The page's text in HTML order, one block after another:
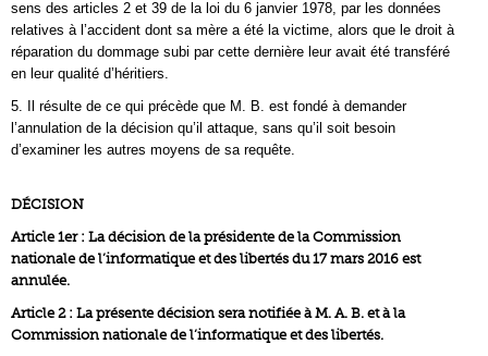
sens des articles 2 et 39 de la loi du 6 janvier 1978, par les données
relatives à l’accident dont sa mère a été la victime, alors que le droit à
réparation du dommage subi par cette dernière leur avait été transféré
en leur qualité d’héritiers.
5. Il résulte de ce qui précède que M. B. est fondé à demander
l’annulation de la décision qu’il attaque, sans qu’il soit besoin
d’examiner les autres moyens de sa requête.
DÉCISION
Article 1er : La décision de la présidente de la Commission
nationale de l’informatique et des libertés du 17 mars 2016 est
annulée.
Article 2 : La présente décision sera notifiée à M. A. B. et à la
Commission nationale de l’informatique et des libertés.